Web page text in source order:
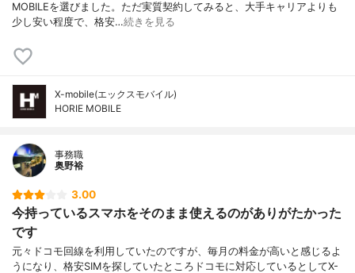
MOBILEを選びました。ただ実質契約してみると、大手キャリアよりも
少し安い程度で、格安…続きを見る
X-mobile(エックスモバイル)
HORIE MOBILE
事務職
奥野裕
3.00
今持っているスマホをそのまま使えるのがありがたかった
です
元々ドコモ回線を利用していたのですが、毎月の料金が高いと感じるよ
うになり、格安SIMを探していたところドコモに対応しているとしてX-